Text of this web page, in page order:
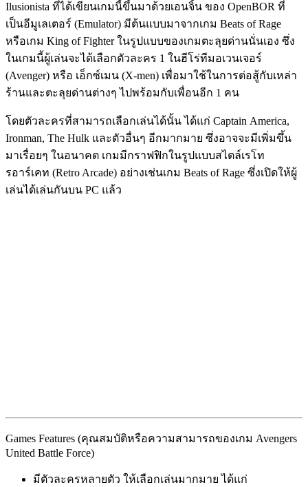
Ilusionista ที่ได้เขียนเกมนี้ขึ้นมาด้วยเอนจิ้น ของ OpenBOR ที่
เป็นอีมูเลเตอร์ (Emulator) มีต้นแบบมาจากเกม Beats of Rage
หรือเกม King of Fighter ในรูปแบบของเกมตะลุยด่านนั่นเอง ซึ่ง
ในเกมนี้ผู้เล่นจะได้เลือกตัวละคร 1 ในฮีโร่ทีมอเวนเจอร์
(Avenger) หรือ เอ็กซ์เมน (X-men) เพื่อมาใช้ในการต่อสู้กับเหล่า
ร้านและตะลุยด่านต่างๆ ไปพร้อมกับเพื่อนอีก 1 คน
โดยตัวละครที่สามารถเลือกเล่นได้นั้น ได้แก่ Captain America,
Ironman, The Hulk และตัวอื่นๆ อีกมากมาย ซึ่งอาจจะมีเพิ่มขึ้น
มาเรื่อยๆ ในอนาคต เกมมีกราฟฟิกในรูปแบบสไตล์เรโท
รอาร์เคท (Retro Arcade) อย่างเช่นเกม Beats of Rage ซึ่งเปิดให้ผู้
เล่นได้เล่นกันบน PC แล้ว
Games Features (คุณสมบัติหรือความสามารถของเกม Avengers
United Battle Force)
มีตัวละครหลายตัว ให้เลือกเล่นมากมาย ได้แก่